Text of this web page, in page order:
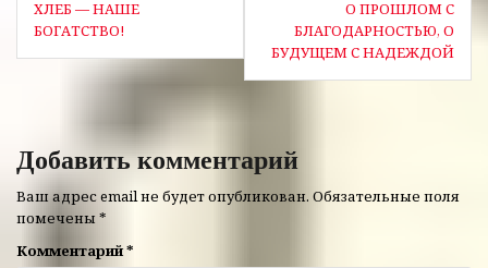
по
записям
ХЛЕБ — НАШЕ
БОГАТСТВО!
О ПРОШЛОМ С
БЛАГОДАРНОСТЬЮ, О
БУДУЩЕМ С НАДЕЖДОЙ
Добавить комментарий
Ваш адрес email не будет опубликован. Обязательные поля
помечены *
Комментарий*